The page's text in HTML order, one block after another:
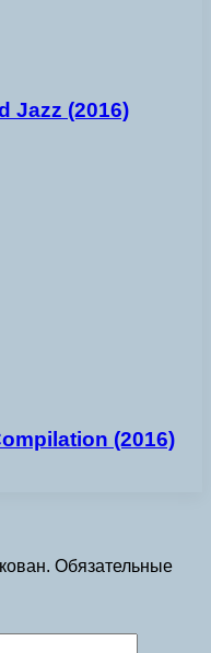
Jazz (2016)
(2016)
Обязательные